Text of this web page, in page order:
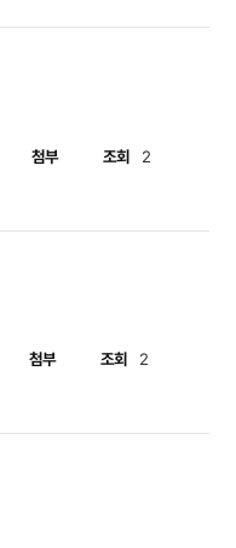
첨부 조회 2
첨부 조회 2